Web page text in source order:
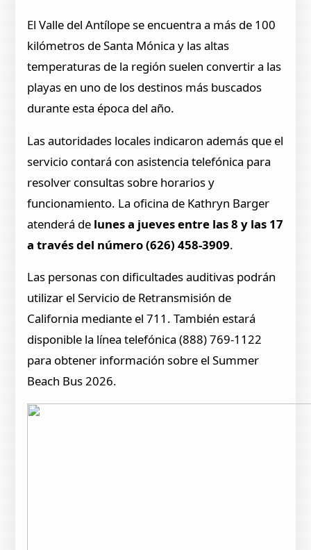
El Valle del Antílope se encuentra a más de 100
kilómetros de Santa Mónica y las altas
temperaturas de la región suelen convertir a las
playas en uno de los destinos más buscados
durante esta época del año.
Las autoridades locales indicaron además que el
servicio contará con asistencia telefónica para
resolver consultas sobre horarios y
funcionamiento. La oficina de Kathryn Barger
atenderá de lunes a jueves entre las 8 y las 17
a través del número (626) 458-3909.
Las personas con dificultades auditivas podrán
utilizar el Servicio de Retransmisión de
California mediante el 711. También estará
disponible la línea telefónica (888) 769-1122
para obtener información sobre el Summer
Beach Bus 2026.